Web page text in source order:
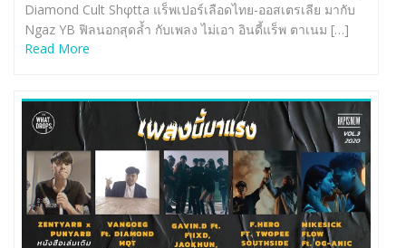
Diamond Cult Shφtta แร็พเปอร์เลือดไทย-ออสเตรเลีย มากับ
Ngaz YB ฟิลนอกสุดล้ำ กับเพลง ไม่เอา อินดี้แร็พ ตาเนม […]
Read More